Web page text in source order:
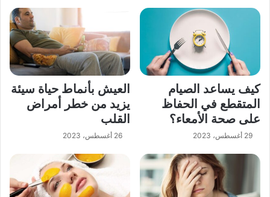
كيف يساعد الصيام
المتقطع في الحفاظ
على صحة الأمعاء؟
29 أغسطس، 2023
العيش بأنماط حياة سيئة
يزيد من خطر أمراض
القلب
26 أغسطس، 2023